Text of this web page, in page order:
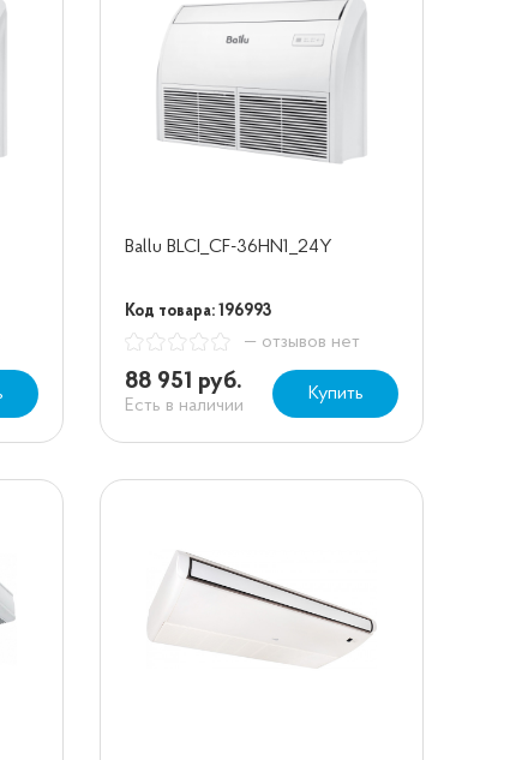
Ballu BLCI_CF-36HN1_24Y
Код товара: 196993
— отзывов нет
88 951 руб.
Есть в наличии
Купить